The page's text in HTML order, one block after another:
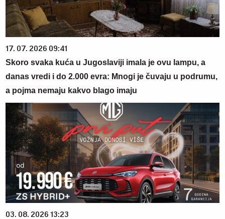
17. 07. 2026 09:41
Skoro svaka kuća u Jugoslaviji imala je ovu lampu, a
danas vredi i do 2.000 evra: Mnogi je čuvaju u podrumu,
a pojma nemaju kakvo blago imaju
03. 08. 2026 13:23